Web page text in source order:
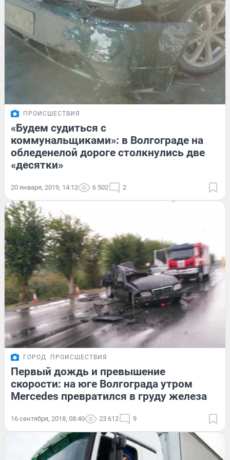
ПРОИСШЕСТВИЯ
«Будем судиться с
коммунальщиками»: в Волгограде на
обледенелой дороге столкнулись две
«десятки»
20 января, 2019, 14:12 6 502 2
ГОРОД ПРОИСШЕСТВИЯ
Первый дождь и превышение
скорости: на юге Волгограда утром
Mercedes превратился в груду железа
16 сентября, 2018, 08:40 23 612 9